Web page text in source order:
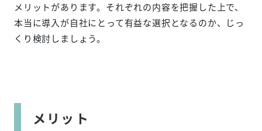
メリットがあります。それぞれの内容を把握した上で、
本当に導入が自社にとって有益な選択となるのか、じっ
くり検討しましょう。
メリット